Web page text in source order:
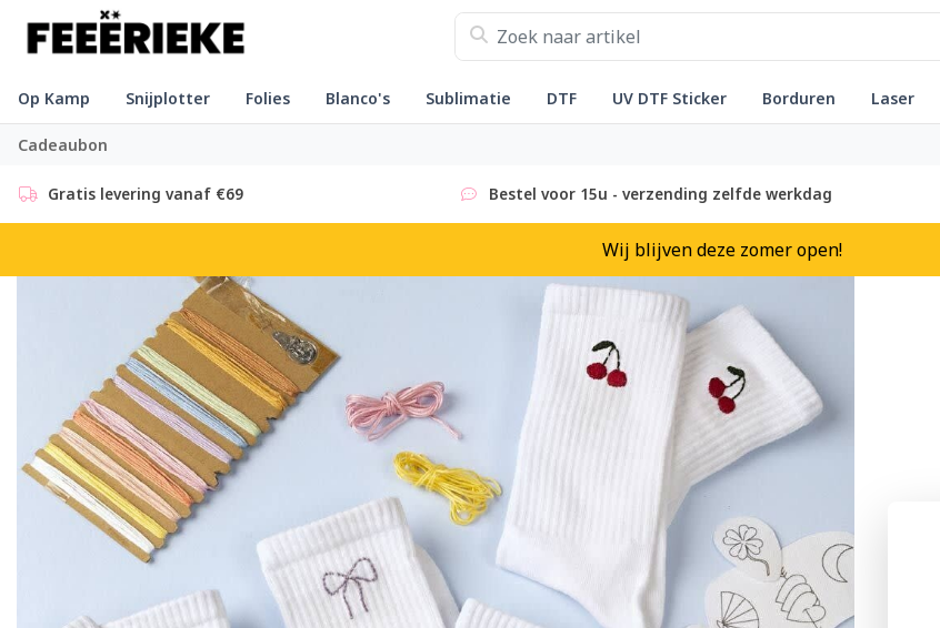
Op Kamp Snijplotter Folies Blanco's Sublimatie DTF UV DTF Sticker Borduren Laser
Cadeaubon
Gratis levering vanaf €69 Bestel voor 15u - verzending zelfde werkdag
Wij blijven deze zomer open!